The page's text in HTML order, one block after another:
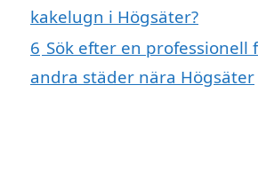
kakelugn i Högsäter?
6 Sök efter en professionell
andra städer nära Högsäter